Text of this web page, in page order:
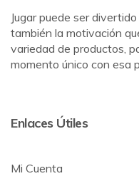
Jugar puede ser
también la motivación
variedad de productos,
momento único con esa
Enlaces Útiles
Mi Cuenta